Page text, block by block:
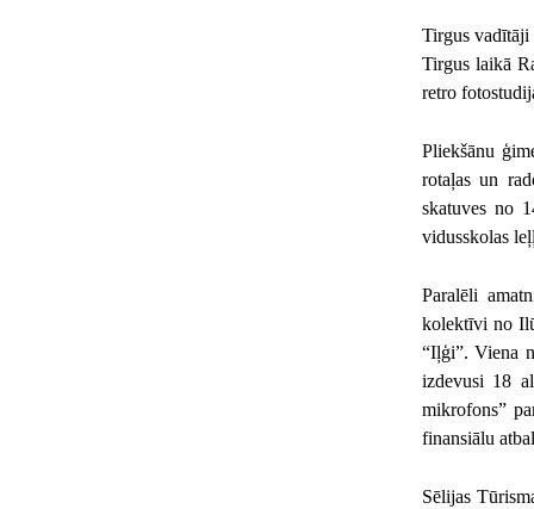
Tirgus vadītāji
Tirgus laikā
retro
Pliekšānu
rotaļas un
skatuves no
vidusskolas
Paralēli
kolektīvi no
“Iļģi”. Viena
izdevusi 18
mikrofons”
finansiālu
Sēlijas